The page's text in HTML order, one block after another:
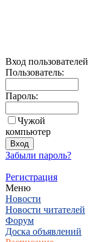
Вход пользователей
Пользователь:
Пароль:
Чужой
компьютер
Забыли пароль?
Регистрация
Меню
Новости
Новости читателей
Форум
Доска объявлений